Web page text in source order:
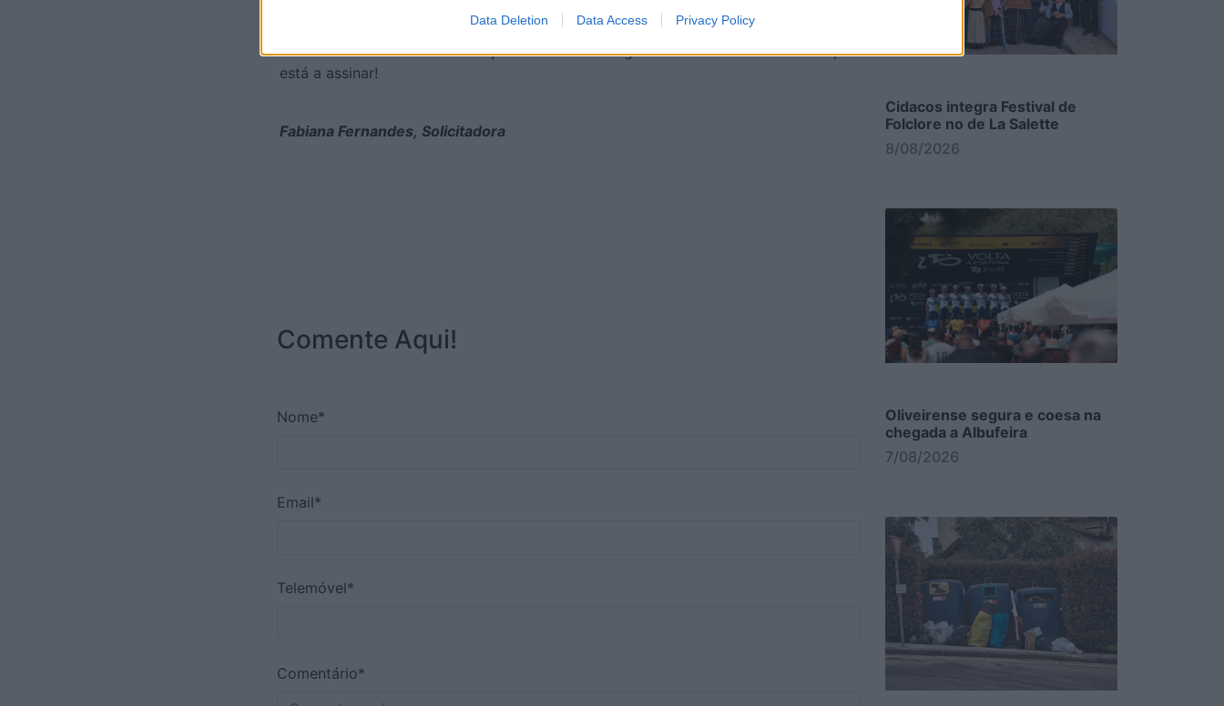
Data Deletion Data Access Privacy Policy
A casa dos seus sonhos começa com escolhas seguras. E uma delas é saber o que
está a assinar!
Fabiana Fernandes, Solicitadora
Comente Aqui!
Nome*
Email*
Telemóvel*
Comentário*
Cidacos integra Festival de
Folclore no de La Salette
8/08/2026
Oliveirense segura e coesa na
chegada a Albufeira
7/08/2026